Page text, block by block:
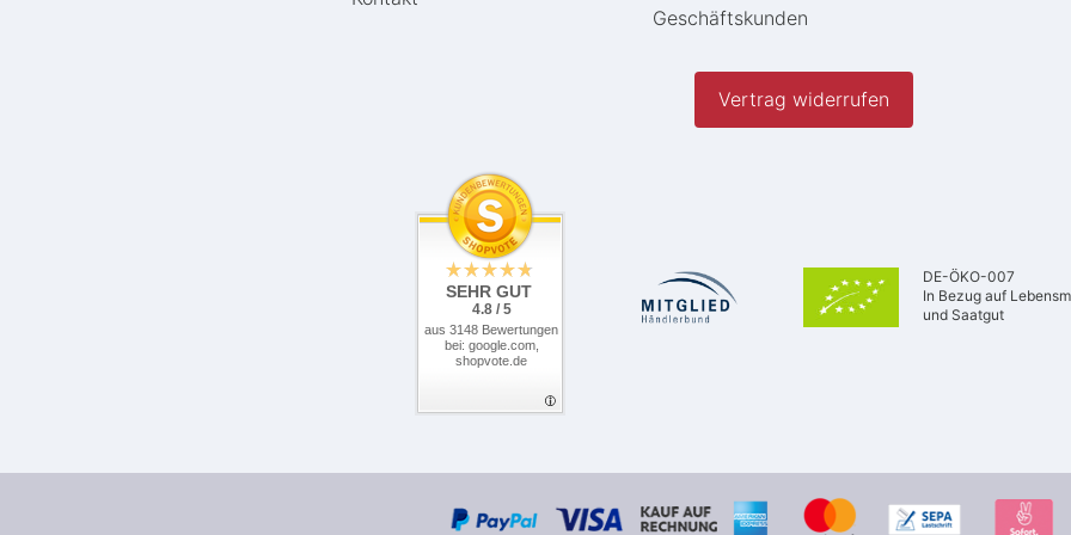
Geschäftskunden
Vertrag widerrufen
SEHR GUT
4.8 / 5
aus 3148 Bewertungen
bei: google.com,
shopvote.de
DE-ÖKO-007
In Bezug auf
und Saatgut